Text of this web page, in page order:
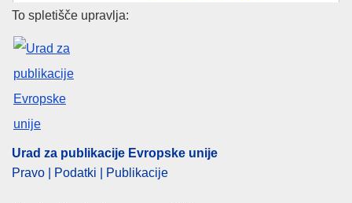
Evropske unije
Urad za publikacije Evropske
To spletišče upravlja:
Urad za publikacije Evropske unije
Pravo | Podatki | Publikacije